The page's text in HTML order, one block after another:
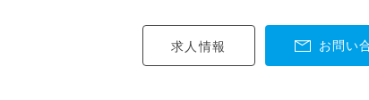
お問い
求人情報